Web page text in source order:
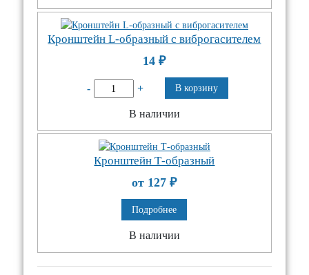
Кронштейн L-образный с виброгасителем
14₽
- + В корзину
В наличии
Кронштейн Т-образный
от 127₽
Подробнее
В наличии